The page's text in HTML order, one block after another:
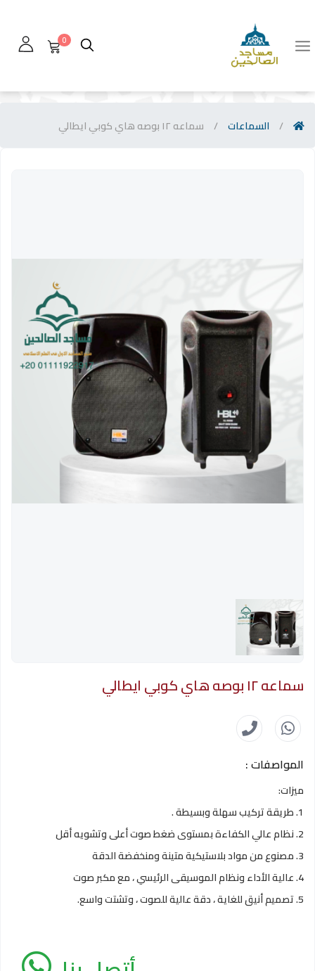
0
/ السماعات / سماعه ١٢ بوصه هاي كوبي ايطالي
سماعه ١٢ بوصه هاي كوبي ايطالي
المواصفات :
ميزات:
1. طريقة تركيب سهلة وبسيطة .
2. نظام عالي الكفاءة بمستوى ضغط صوت أعلى وتشويه أقل
3. مصنوع من مواد بلاستيكية متينة ومنخفضة الدقة
4. عالية الأداء ونظام الموسيقى الرئيسي ، مع مكبر صوت
5. تصميم أنيق للغاية ، دقة عالية للصوت ، وتشتت واسع.